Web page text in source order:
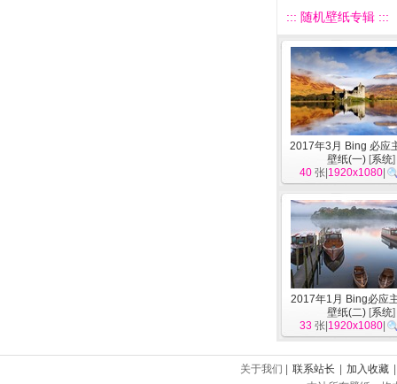
::: 随机壁纸专辑 :::
2017年3月 Bing 必应
壁纸(一) [系统]
40 张| 1920x1080
2017年1月 Bing必应
壁纸(二) [系统]
33 张| 1920x1080
关于我们 | 联系站长 加入收藏